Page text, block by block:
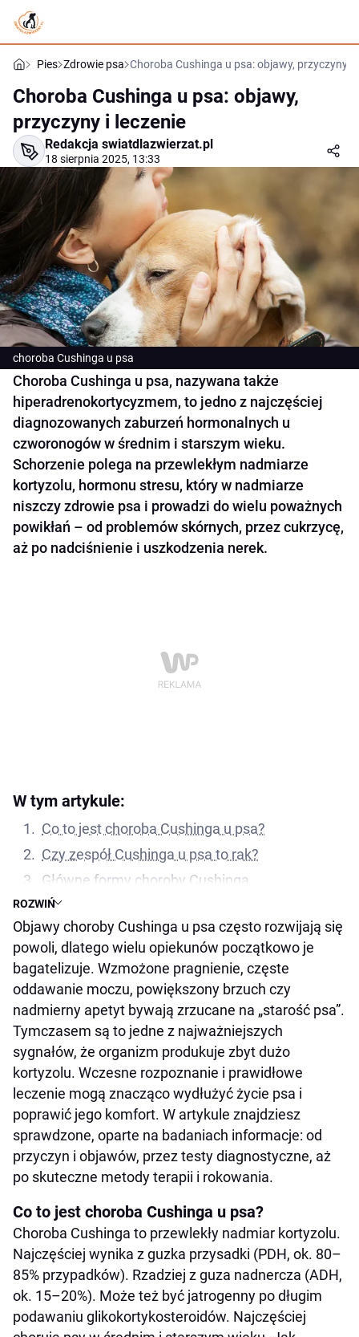
Pies Zdrowie psa Choroba Cushinga u psa: objawy, przyczyny i
Choroba Cushinga u psa: objawy,
przyczyny i leczenie
Redakcja swiatdlazwierzat.pl
18 sierpnia 2025, 13:33
choroba Cushinga u psa
Choroba Cushinga u psa, nazywana także
hiperadrenokortycyzmem, to jedno z najczęściej
diagnozowanych zaburzeń hormonalnych u
czworonogów w średnim i starszym wieku.
Schorzenie polega na przewlekłym nadmiarze
kortyzolu, hormonu stresu, który w nadmiarze
niszczy zdrowie psa i prowadzi do wielu poważnych
powikłań – od problemów skórnych, przez cukrzycę,
aż po nadciśnienie i uszkodzenia nerek.
W tym artykule:
ROZWIŃ
Co to jest choroba Cushinga u psa?
Czy zespół Cushinga u psa to rak?
Główne formy choroby Cushinga
Jakie są objawy choroby Cushinga u psa?
Dlaczego objawy łatwo przeoczyć?
Najczęstsze powikłania
Jak długo żyje pies z chorobą Cushinga?
Psy z postacią przysadkową (PDH)
Psy z guzem nadnercza (ADH)
Czynniki, które skracają życie
Diagnostyka: jak lekarz potwierdza chorobę
Cushinga u psa
Możliwości leczenia
1) Farmakoterapia
2) Chirurgia i radioterapia
Choroba Cushinga u psa – koszt leczenia
Diagnostyka
Leczenie farmakologiczne
Leczenie chirurgiczne
Koszty dodatkowe
Objawy choroby Cushinga u psa często rozwijają się
powoli, dlatego wielu opiekunów początkowo je
bagatelizuje. Wzmożone pragnienie, częste
oddawanie moczu, powiększony brzuch czy
nadmierny apetyt bywają zrzucane na „starość psa”.
Tymczasem są to jedne z najważniejszych
sygnałów, że organizm produkuje zbyt dużo
kortyzolu. Wczesne rozpoznanie i prawidłowe
leczenie mogą znacząco wydłużyć życie psa i
poprawić jego komfort. W artykule znajdziesz
sprawdzone, oparte na badaniach informacje: od
przyczyn i objawów, przez testy diagnostyczne, aż
po skuteczne metody terapii i rokowania.
Co to jest choroba Cushinga u psa?
Choroba Cushinga to przewlekły nadmiar kortyzolu.
Najczęściej wynika z guzka przysadki (PDH, ok. 80–
85% przypadków). Rzadziej z guza nadnercza (ADH,
ok. 15–20%). Może też być jatrogenny po długim
podawaniu glikokortykosteroidów. Najczęściej